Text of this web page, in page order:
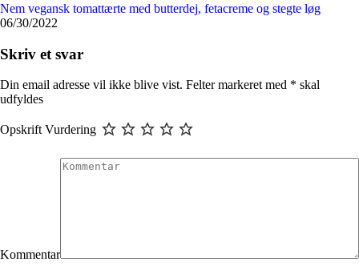
Nem vegansk tomattærte med butterdej, fetacreme og stegte løg
06/30/2022
Skriv et svar
Din email adresse vil ikke blive vist. Felter markeret med * skal
udfyldes
Opskrift Vurdering
Kommentar